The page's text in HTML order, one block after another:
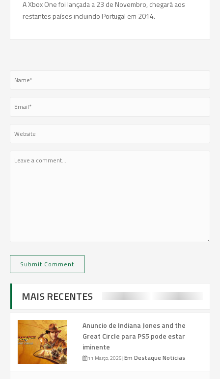
A Xbox One foi lançada a 23 de Novembro, chegará aos
restantes países incluindo Portugal em 2014.
MAIS RECENTES
Anuncio de Indiana Jones and the
Great Circle para PS5 pode estar
iminente
11 Março, 2025|Em Destaque Noticias